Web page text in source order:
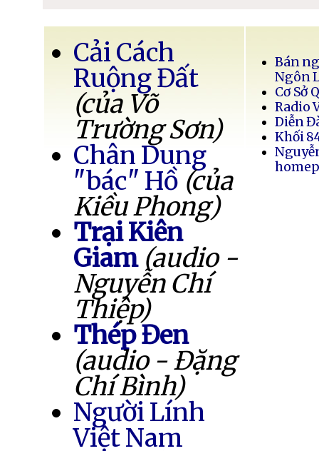
Cải Cách
Ruộng Đất
(của Võ
Trường Sơn)
Chân Dung
"bác" Hồ (của
Kiều Phong)
Trại Kiên
Giam (audio -
Nguyễn Chí
Thiệp)
Thép Đen
(audio - Đặng
Chí Bình)
Người Lính
Việt Nam
Bán
Ngôn
Cơ Sở
Radio
Diễn
Khối